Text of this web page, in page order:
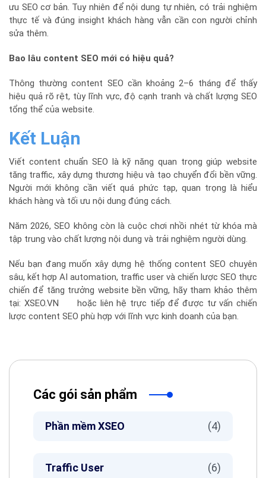
ưu SEO cơ bản. Tuy nhiên để nội dung tự nhiên, có trải nghiệm
thực tế và đúng insight khách hàng vẫn cần con người chỉnh
sửa thêm.
Bao lâu content SEO mới có hiệu quả?
Thông thường content SEO cần khoảng 2–6 tháng để thấy
hiệu quả rõ rệt, tùy lĩnh vực, độ cạnh tranh và chất lượng SEO
tổng thể của website.
Kết Luận
Viết content chuẩn SEO là kỹ năng quan trọng giúp website
tăng traffic, xây dựng thương hiệu và tạo chuyển đổi bền vững.
Người mới không cần viết quá phức tạp, quan trọng là hiểu
khách hàng và tối ưu nội dung đúng cách.
Năm 2026, SEO không còn là cuộc chơi nhồi nhét từ khóa mà
tập trung vào chất lượng nội dung và trải nghiệm người dùng.
Nếu bạn đang muốn xây dựng hệ thống content SEO chuyên
sâu, kết hợp AI automation, traffic user và chiến lược SEO thực
chiến để tăng trưởng website bền vững, hãy tham khảo thêm
tại: XSEO.VN hoặc liên hệ trực tiếp để được tư vấn chiến
lược content SEO phù hợp với lĩnh vực kinh doanh của bạn.
Các gói sản phẩm
Phần mềm XSEO (4)
Traffic User (6)